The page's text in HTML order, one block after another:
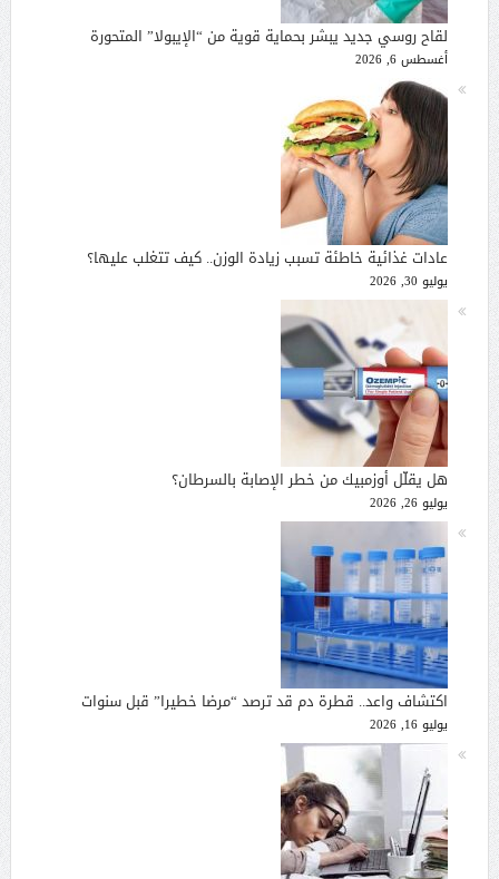
لقاح روسي جديد يبشر بحماية قوية من “الإيبولا” المتحورة
أغسطس 6, 2026
عادات غذائية خاطئة تسبب زيادة الوزن.. كيف تتغلب عليها؟
يوليو 30, 2026
هل يقلّل أوزمبيك من خطر الإصابة بالسرطان؟
يوليو 26, 2026
اكتشاف واعد.. قطرة دم قد ترصد “مرضا خطيرا” قبل سنوات
يوليو 16, 2026